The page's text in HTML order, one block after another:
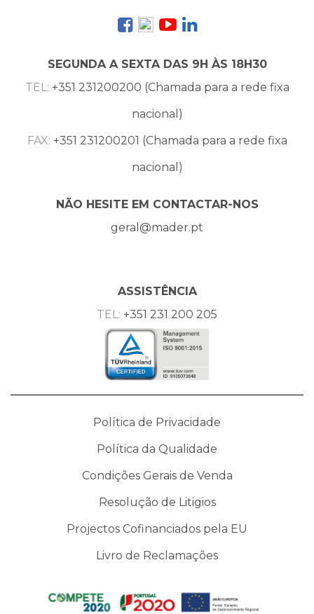
SEGUNDA A SEXTA DAS 9H ÀS 18H30
TEL: +351 231200200 (Chamada para a rede fixa
nacional)
FAX: +351 231200201 (Chamada para a rede fixa
nacional)
NÃO HESITE EM CONTACTAR-NOS
geral@mader.pt
ASSISTÊNCIA
TEL: +351 231 200 205
Política de Privacidade
Política da Qualidade
Condições Gerais de Venda
Resolução de Litigios
Projectos Cofinanciados pela EU
Livro de Reclamações